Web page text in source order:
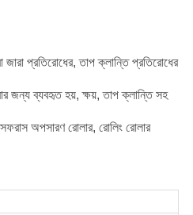
জারা প্রতিরোধের, তাপ ক্লান্তি প্রতিরোধের
জন্য ব্যবহৃত হয়, ক্ষয়, তাপ ক্লান্তি সহ
অপসারণ রোলার, রোলিং রোলার